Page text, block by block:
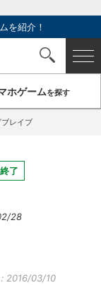
を紹介！
ホゲームを探す
ブレイブ
了
28
2016/03/10